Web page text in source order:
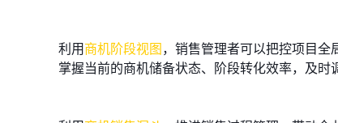
利用商机阶段视图，销售管理者可以把控项目
掌握当前的商机储备状态、阶段转化效率，及时